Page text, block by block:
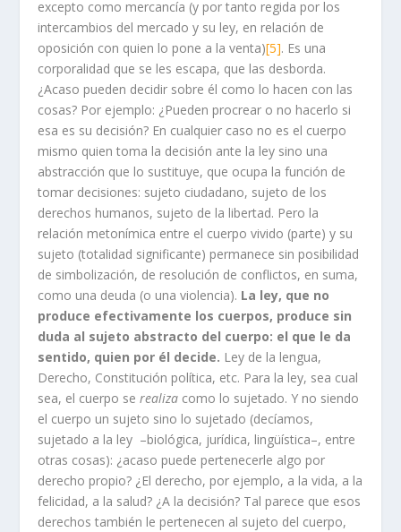
excepto como mercancía (y por tanto regida por los
intercambios del mercado y su ley, en relación de
oposición con quien lo pone a la venta)[5]. Es una
corporalidad que se les escapa, que las desborda.
¿Acaso pueden decidir sobre él como lo hacen con las
cosas? Por ejemplo: ¿Pueden procrear o no hacerlo si
esa es su decisión? En cualquier caso no es el cuerpo
mismo quien toma la decisión ante la ley sino una
abstracción que lo sustituye, que ocupa la función de
tomar decisiones: sujeto ciudadano, sujeto de los
derechos humanos, sujeto de la libertad. Pero la
relación metonímica entre el cuerpo vivido (parte) y su
sujeto (totalidad significante) permanece sin posibilidad
de simbolización, de resolución de conflictos, en suma,
como una deuda (o una violencia). La ley, que no
produce efectivamente los cuerpos, produce sin
duda al sujeto abstracto del cuerpo: el que le da
sentido, quien por él decide. Ley de la lengua,
Derecho, Constitución política, etc. Para la ley, sea cual
sea, el cuerpo serealiza como lo sujetado. Y no siendo
el cuerpo un sujeto sino lo sujetado (decíamos,
sujetado a la ley –biológica, jurídica, lingüística–, entre
otras cosas): ¿acaso puede pertenecerle algo por
derecho propio? ¿El derecho, por ejemplo, a la vida, a la
felicidad, a la salud? ¿A la decisión? Tal parece que esos
derechos también le pertenecen al sujeto del cuerpo,